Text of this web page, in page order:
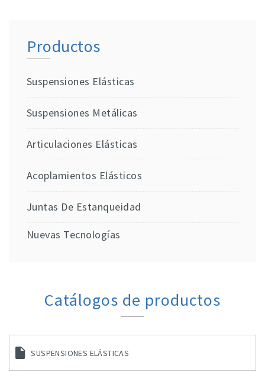
Productos
Suspensiones Elásticas
Suspensiones Metálicas
Articulaciones Elásticas
Acoplamientos Elásticos
Juntas De Estanqueidad
Nuevas Tecnologías
Catálogos de productos
SUSPENSIONES ELÁSTICAS